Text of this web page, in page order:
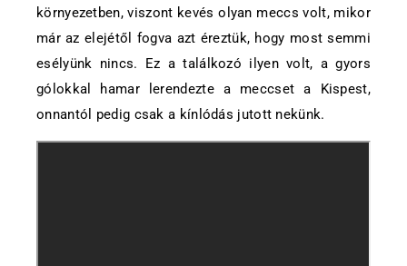
környezetben, viszont kevés olyan meccs volt, mikor
már az elejétől fogva azt éreztük, hogy most semmi
esélyünk nincs. Ez a találkozó ilyen volt, a gyors
gólokkal hamar lerendezte a meccset a Kispest,
onnantól pedig csak a kínlódás jutott nekünk.